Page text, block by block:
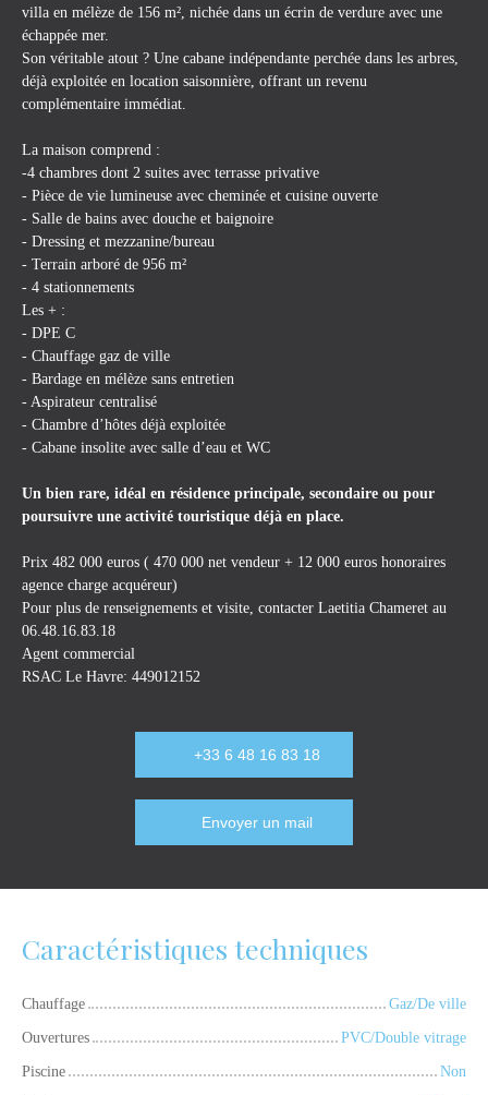
villa en mélèze de 156 m², nichée dans un écrin de verdure avec une
échappée mer.
Son véritable atout ? Une cabane indépendante perchée dans les arbres,
déjà exploitée en location saisonnière, offrant un revenu
complémentaire immédiat.
La maison comprend :
-4 chambres dont 2 suites avec terrasse privative
- Pièce de vie lumineuse avec cheminée et cuisine ouverte
- Salle de bains avec douche et baignoire
- Dressing et mezzanine/bureau
- Terrain arboré de 956 m²
- 4 stationnements
Les + :
- DPE C
- Chauffage gaz de ville
- Bardage en mélèze sans entretien
- Aspirateur centralisé
- Chambre d’hôtes déjà exploitée
- Cabane insolite avec salle d’eau et WC
Un bien rare, idéal en résidence principale, secondaire ou pour
poursuivre une activité touristique déjà en place.
Prix 482 000 euros ( 470 000 net vendeur + 12 000 euros honoraires
agence charge acquéreur)
Pour plus de renseignements et visite, contacter Laetitia Chameret au
06.48.16.83.18
Agent commercial
RSAC Le Havre: 449012152
+33 6 48 16 83 18
Envoyer un mail
Caractéristiques techniques
Chauffage
Gaz/De ville
Ouvertures
PVC/Double vitrage
Piscine
Non